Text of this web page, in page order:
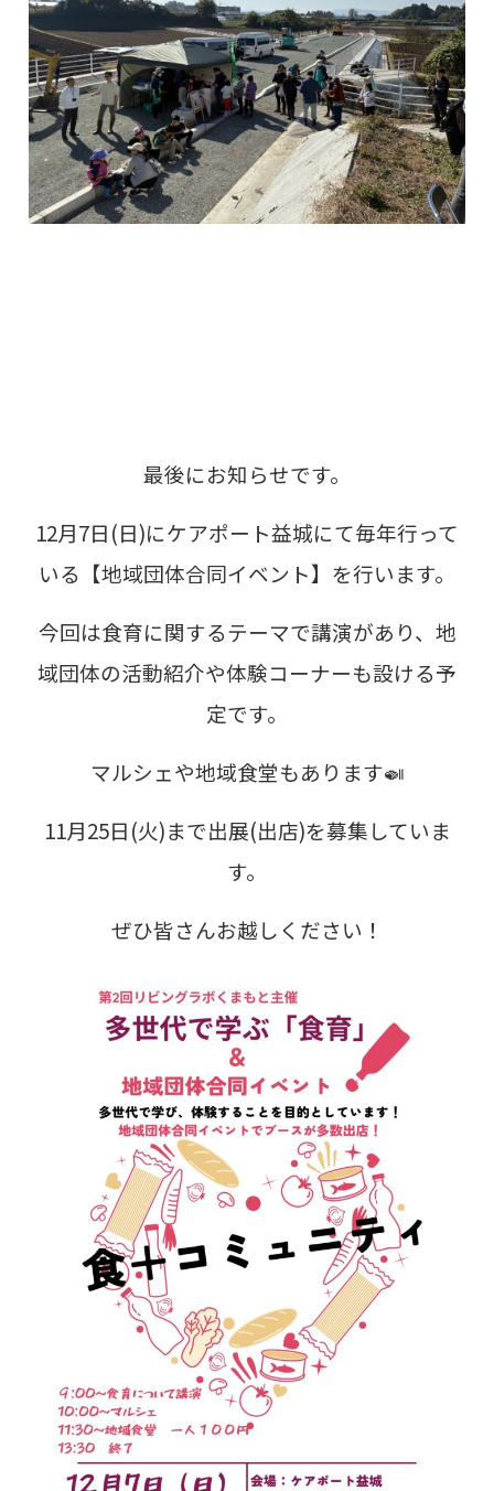
最後にお知らせです。
12月7日(日)にケアポート益城にて毎年行って
いる【地域団体合同イベント】を行います。
今回は食育に関するテーマで講演があり、地
域団体の活動紹介や体験コーナーも設ける予
定です。
マルシェや地域食堂もあります🍛
11月25日(火)まで出展(出店)を募集していま
す。
ぜひ皆さんお越しください！